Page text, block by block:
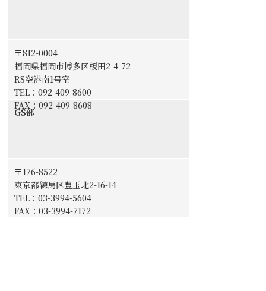
〒812-0004
福岡県福岡市博多区榎田2-4-72
RS空港南1号室
TEL：092-409-8600
FAX：092-409-8608
GS部
〒176-8522
東京都練馬区豊玉北2-16-14
TEL：03-3994-5604
FAX：03-3994-7172